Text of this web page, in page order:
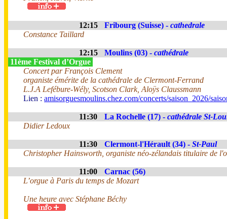
12:15 Fribourg (Suisse) - cathedrale
Constance Taillard
12:15 Moulins (03) - cathédrale
11ème Festival d’Orgue
Concert par François Clement
organiste émérite de la cathédrale de Clermont-Ferrand
L.J.A Lefébure-Wély, Scotson Clark, Aloÿs Claussmann
Lien : amisorguesmoulins.chez.com/concerts/saison_2026/
11:30 La Rochelle (17) - cathédrale St-
Didier Ledoux
11:30 Clermont-l'Hérault (34) - St-Paul
Christopher Hainsworth, organiste néo-zélandais titulaire de
11:00
Carnac (56)
L’orgue à Paris du temps de Mozart
Une heure avec Stéphane Béchy